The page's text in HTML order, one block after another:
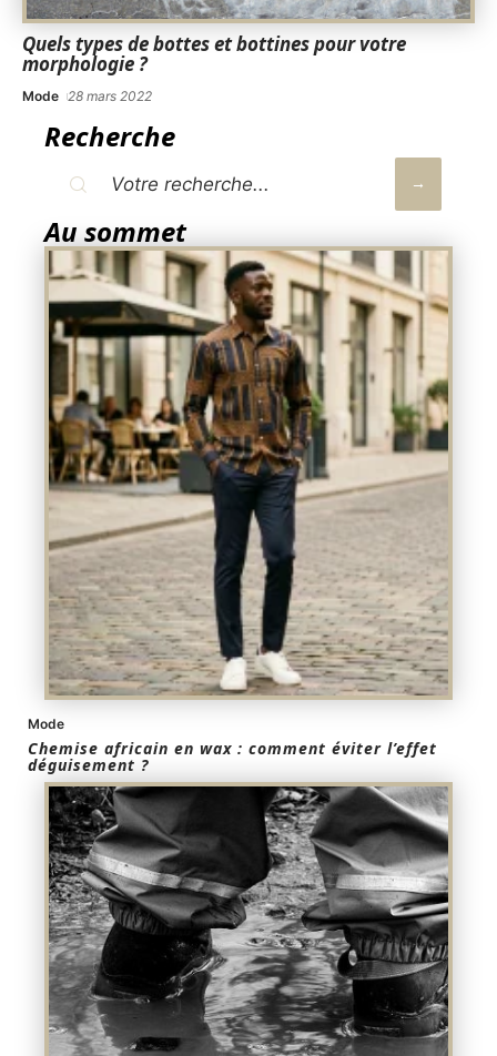
Quels types de bottes et bottines pour votre
morphologie ?
Mode 28 mars 2022
Recherche
Au sommet
Mode
Chemise africain en wax : comment éviter l’effet
déguisement ?